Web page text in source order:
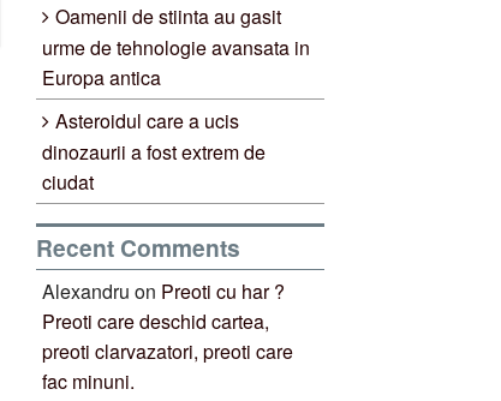
Oamenii de stiinta au gasit
urme de tehnologie avansata in
Europa antica
Asteroidul care a ucis
dinozaurii a fost extrem de
ciudat
Recent Comments
Alexandru on Preoti cu har ?
Preoti care deschid cartea,
preoti clarvazatori, preoti care
fac minuni.